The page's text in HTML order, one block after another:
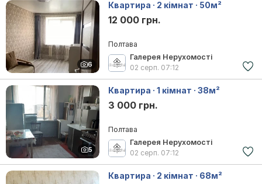
6
Квартира · 2 кімнат · 50м²
12 000 грн.
Полтава
Галерея Нерухомості
02 серп. 07:12
5
Квартира · 1 кімнат · 38м²
3 000 грн.
Полтава
Галерея Нерухомості
02 серп. 07:12
Квартира · 2 кімнат · 68м²